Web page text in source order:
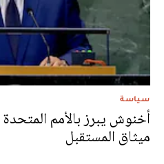
سياسة
أخنوش يبرز بالأمم المتحدة
ميثاق المستقبل